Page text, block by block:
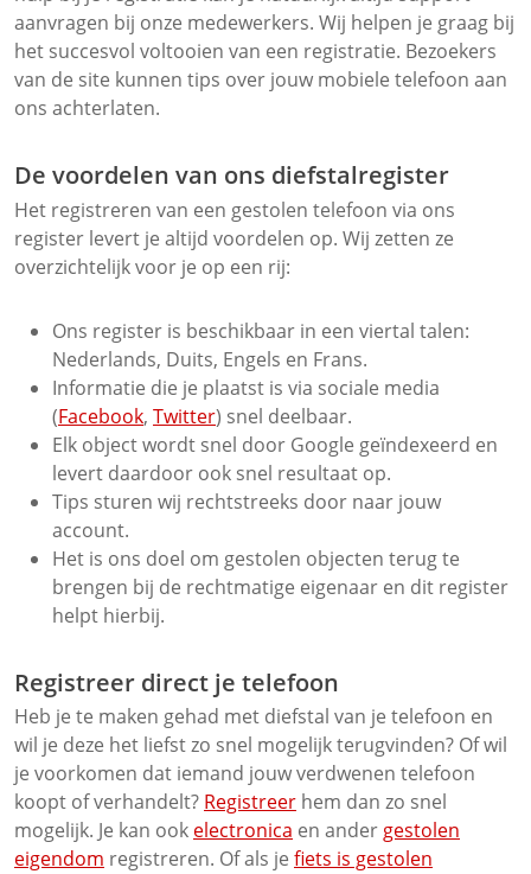
aanvragen bij onze medewerkers. Wij helpen je graag bij
het succesvol voltooien van een registratie. Bezoekers
van de site kunnen tips over jouw mobiele telefoon aan
ons achterlaten.
De voordelen van ons diefstalregister
Het registreren van een gestolen telefoon via ons
register levert je altijd voordelen op. Wij zetten ze
overzichtelijk voor je op een rij:
Ons register is beschikbaar in een viertal talen:
Nederlands, Duits, Engels en Frans.
Informatie die je plaatst is via sociale media
(Facebook, Twitter) snel deelbaar.
Elk object wordt snel door Google geïndexeerd en
levert daardoor ook snel resultaat op.
Tips sturen wij rechtstreeks door naar jouw
account.
Het is ons doel om gestolen objecten terug te
brengen bij de rechtmatige eigenaar en dit register
helpt hierbij.
Registreer direct je telefoon
Heb je te maken gehad met diefstal van je telefoon en
wil je deze het liefst zo snel mogelijk terugvinden? Of wil
je voorkomen dat iemand jouw verdwenen telefoon
koopt of verhandelt? Registreer hem dan zo snel
mogelijk. Je kan ook electronica en ander gestolen
eigendom registreren. Of als je fiets is gestolen